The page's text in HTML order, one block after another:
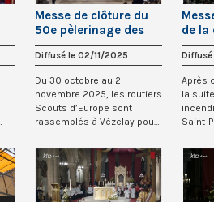
Messe de clôture du
50e pèlerinage des
routiers Scouts
d’Europe à Vézelay
Diffusé le 02/11/2025
Du 30 octobre au 2
novembre 2025, les routiers
Scouts d’Europe sont
rassemblés à Vézelay pour
de la
Après
la
Saint-